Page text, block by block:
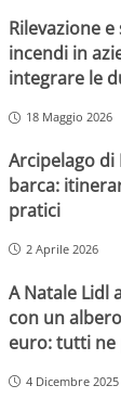
Rilevazione
incendi in
integrare le
18 Maggio 2026
Arcipelago di
barca:
pratici
2 Aprile 2026
A Natale Lidl
con un
euro: tutti ne
4 Dicembre 2025